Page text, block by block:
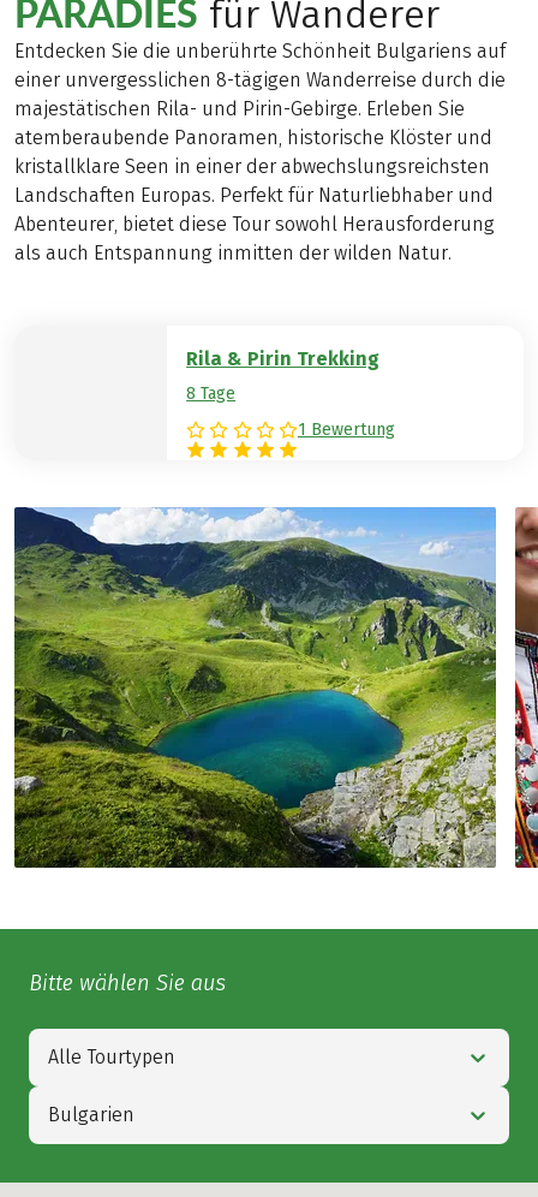
PARADIES für Wanderer
Entdecken Sie die unberührte Schönheit Bulgariens auf
einer unvergesslichen 8-tägigen Wanderreise durch die
majestätischen Rila- und Pirin-Gebirge. Erleben Sie
atemberaubende Panoramen, historische Klöster und
kristallklare Seen in einer der abwechslungsreichsten
Landschaften Europas. Perfekt für Naturliebhaber und
Abenteurer, bietet diese Tour sowohl Herausforderung
als auch Entspannung inmitten der wilden Natur.
Rila & Pirin Trekking
8 Tage
1 Bewertung
Bitte wählen Sie aus
Alle Tourtypen
Bulgarien